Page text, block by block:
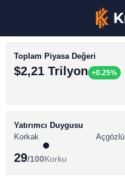
BİTCOİN HABERLERİ
ALTCOİN HABERLERİ
Toplam Piyasa Değeri
$2,21 Trilyon +0.25%
Yatırımcı Duygusu
Korkak
Açgözlü
29/100Korku